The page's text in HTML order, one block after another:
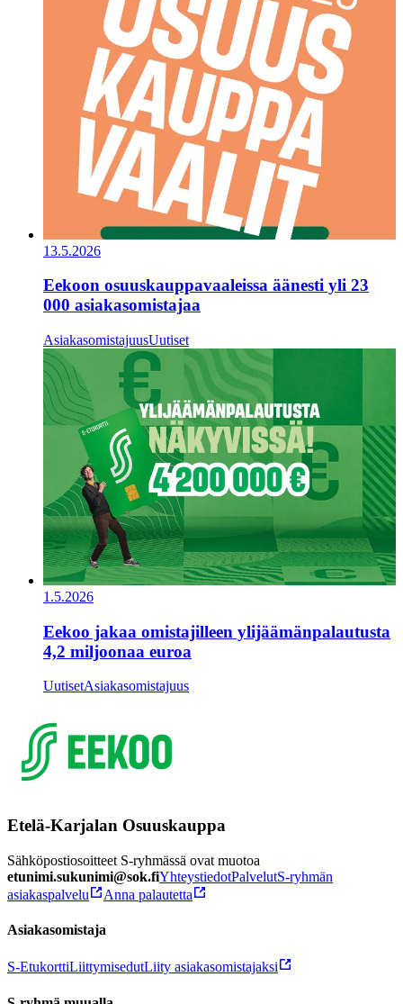
13.5.2026
Eekoon osuuskauppavaaleissa äänesti yli 23
000 asiakasomistajaa
AsiakasomistajuusUutiset
1.5.2026
Eekoo jakaa omistajilleen ylijäämänpalautusta
4,2 miljoonaa euroa
UutisetAsiakasomistajuus
Etelä-Karjalan Osuuskauppa
Sähköpostiosoitteet S-ryhmässä ovat muotoa
etunimi.sukunimi@sok.fiYhteystiedotPalvelutS-ryhmän
asiakaspalvelu
Anna palautetta
Asiakasomistaja
S-EtukorttiLiittymisedutLiity asiakasomistajaksi